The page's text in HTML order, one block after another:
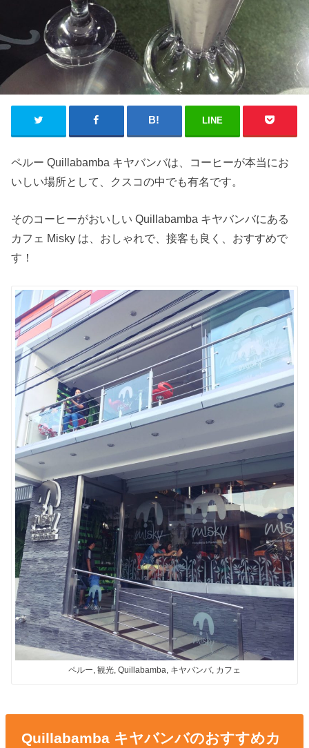
LINE
ペルー Quillabamba キヤバンバは、コーヒーが本当にお
いしい場所として、クスコの中でも有名です。
そのコーヒーがおいしい Quillabamba キヤバンバにある
カフェ Misky は、おしゃれで、接客も良く、おすすめで
す！
ペルー, 観光, Quillabamba, キヤバンバ, カフェ
Quillabamba キヤバンバのおすすめカ